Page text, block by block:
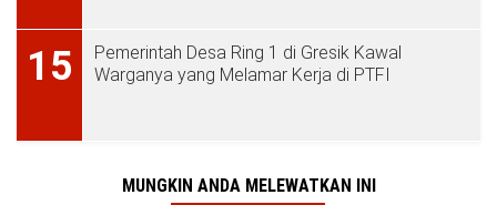
15
Pemerintah Desa Ring 1 di Gresik Kawal
Warganya yang Melamar Kerja di PTFI
MUNGKIN ANDA MELEWATKAN INI